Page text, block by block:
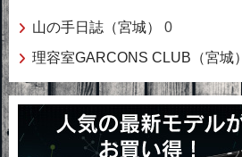
山の手日誌（宮城）
0
理容室GARCONS CLUB（宮城）